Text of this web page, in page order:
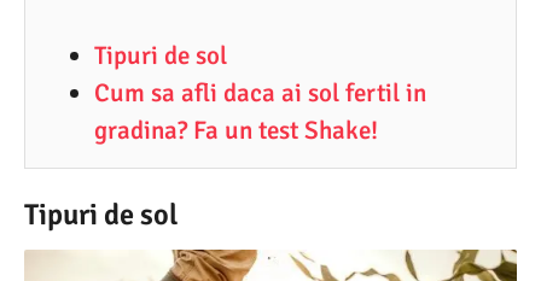
Tipuri de sol
Cum sa afli daca ai sol fertil in
gradina? Fa un test Shake!
Tipuri de sol